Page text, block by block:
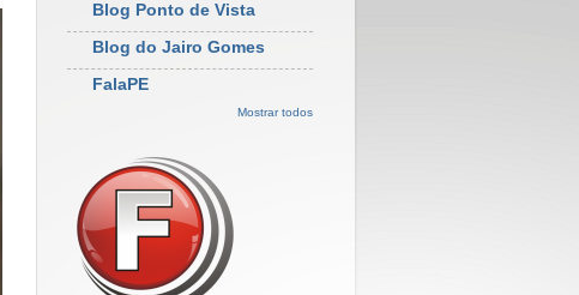
Blog Ponto de Vista
Blog do Jairo Gomes
FalaPE
Mostrar todos